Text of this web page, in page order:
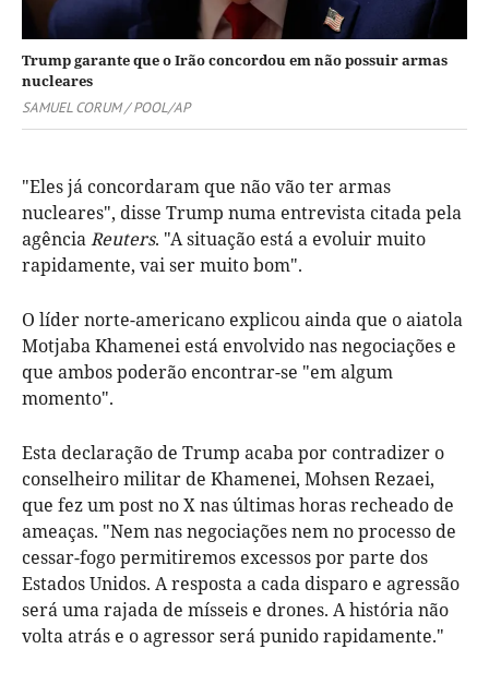
Trump garante que o Irão concordou em não possuir armas
nucleares
SAMUEL CORUM / POOL/AP
"Eles já concordaram que não vão ter armas
nucleares", disse Trump numa entrevista citada pela
agênciaReuters. "A situação está a evoluir muito
rapidamente, vai ser muito bom".
O líder norte-americano explicou ainda que o aiatola
Motjaba Khamenei está envolvido nas negociações e
que ambos poderão encontrar-se "em algum
momento".
Esta declaração de Trump acaba por contradizer o
conselheiro militar de Khamenei, Mohsen Rezaei,
que fez um post no X nas últimas horas recheado de
ameaças. "Nem nas negociações nem no processo de
cessar-fogo permitiremos excessos por parte dos
Estados Unidos. A resposta a cada disparo e agressão
será uma rajada de mísseis e drones. A história não
volta atrás e o agressor será punido rapidamente."